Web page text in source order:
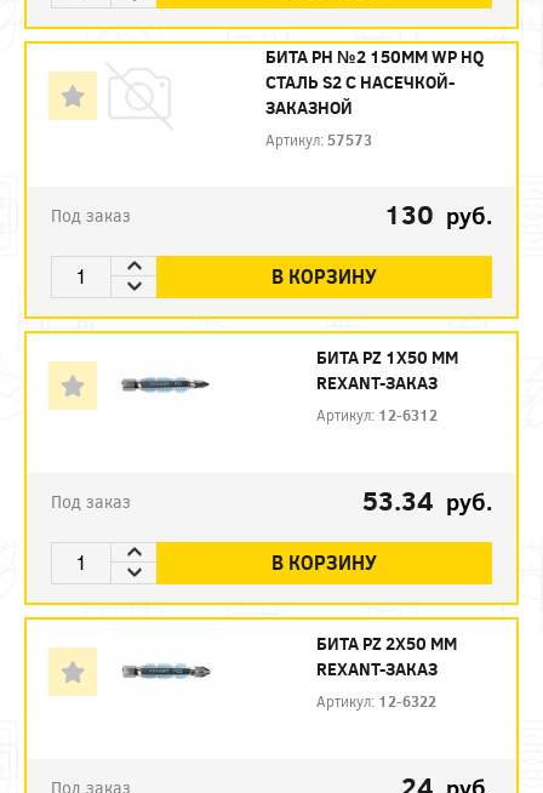
БИТА PH №2 150ММ WP HQ
СТАЛЬ S2 С НАСЕЧКОЙ-
ЗАКАЗНОЙ
Артикул: 57573
Под заказ 130 руб.
В КОРЗИНУ
БИТА PZ 1X50 ММ
REXANT-ЗАКАЗ
Артикул: 12-6312
Под заказ 53.34 руб.
В КОРЗИНУ
БИТА PZ 2X50 ММ
REXANT-ЗАКАЗ
Артикул: 12-6322
Под заказ 24